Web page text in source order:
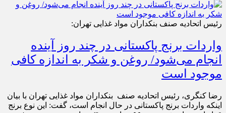
رئیس اتحادیه صنف بنکداران مواد غذایی تهران:
واردات برنج پاکستانی در چند روز آینده
انجام می‌شود/ روغن و شکر به اندازه کافی
موجود است
رضا کنگری، رئیس اتحادیه صنف بنکداران مواد غذایی تهران با بیان
اینکه واردات برنج پاکستانی در حال انجام است، گفت: این نوع برنج